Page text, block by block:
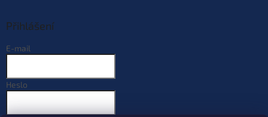
Přihlášení
E-mail
Heslo